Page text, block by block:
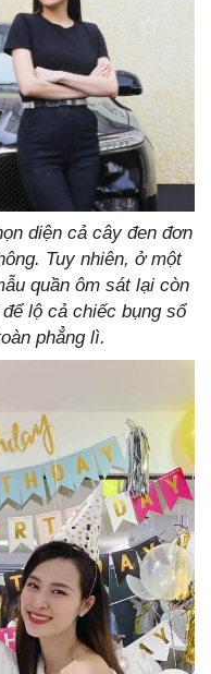
diện cả cây đen đơn
Tuy nhiên, ở một
quần ôm sát lại còn
lộ cả chiếc bụng sổ
phẳng lì.